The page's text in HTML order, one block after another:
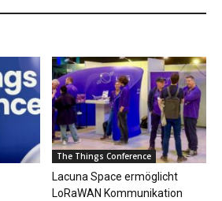
The Things Conference
Lacuna Space ermöglicht
LoRaWAN Kommunikation